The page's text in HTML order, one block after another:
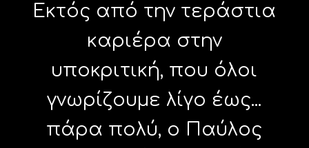
Εκτός από την τεράστια
καριέρα στην
υποκριτική, που όλοι
γνωρίζουμε λίγο έως...
πάρα πολύ, ο Παύλος